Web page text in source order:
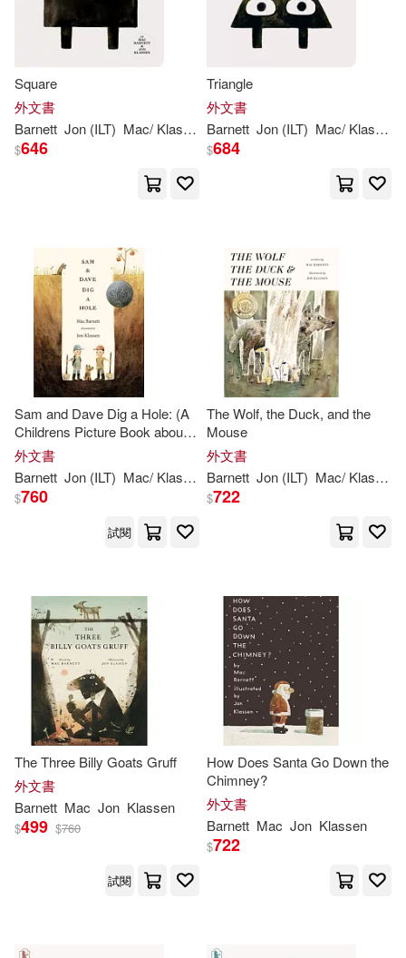
可超商取貨(48)
可海外宅配(48)
可港澳店取(47)
可新加坡店取(47)
可菲律賓店取(47)
其他 (可複選)
現在可購買商品(26)
價格
範圍
-
Square
外文書
Barnett Jon (ILT) Mac/ Klassen
$646
Triangle
外文書
Barnett Jon (ILT) Mac/ Klassen
$684
Sam and Dave Dig a Hole: (A
Childrens Picture Book about
Curiosity, Friendship,
Perseverance, and
Unexpected Discoveries for
Kids Ages 4-8)
外文書
Barnett Jon (ILT) Mac/ Klassen
$760
試閱
The Wolf, the Duck, and the
Mouse
外文書
Barnett Jon (ILT) Mac/ Klassen
$722
The Three Billy Goats Gruff
外文書
Barnett Mac Jon Klassen
$499 $760
試閱
How Does Santa Go Down the
Chimney?
外文書
Barnett Mac Jon Klassen
$722